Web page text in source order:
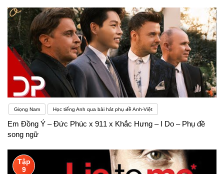
Giọng Nam Học tiếng Anh qua bài hát phụ đề Anh-Việt
Em Đồng Ý – Đức Phúc x 911 x Khắc Hưng – I Do – Phụ đề
song ngữ
Tập
9